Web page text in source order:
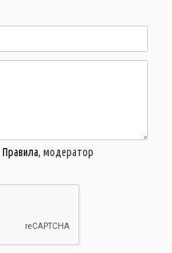
Правила, модератор